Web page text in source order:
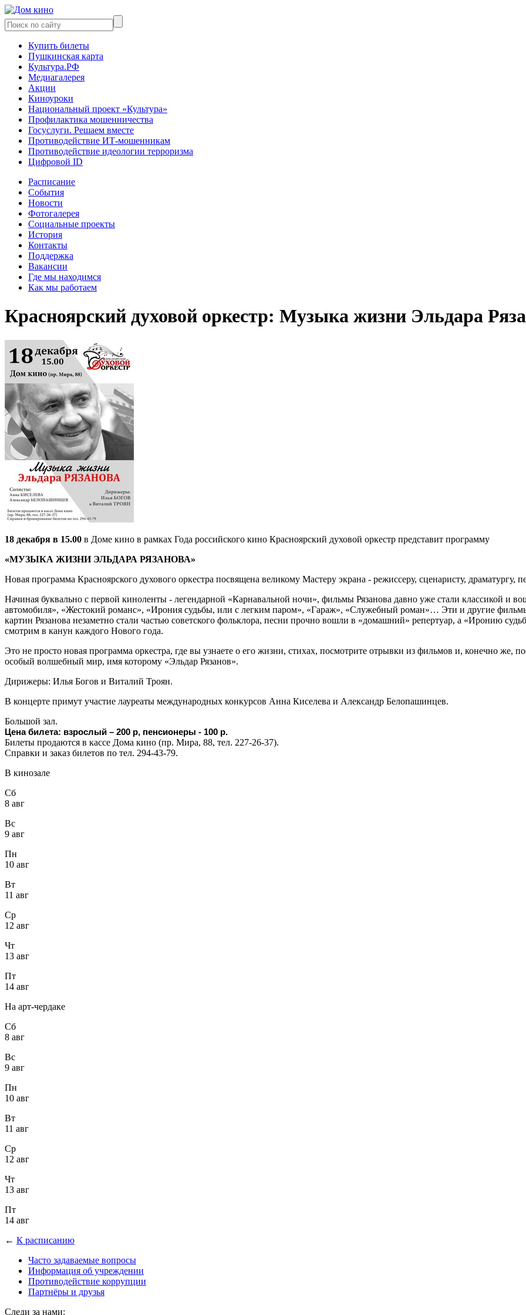
Купить билеты
Пушкинская карта
Культура.РФ
Медиагалерея
Акции
Киноуроки
Национальный проект «Культура»
Профилактика мошенничества
Госуслуги. Решаем вместе
Противодействие ИТ-мошенникам
Противодействие идеологии терроризма
Цифровой ID
Расписание
События
Новости
Фотогалерея
Социальные проекты
История
Контакты
Поддержка
Вакансии
Где мы находимся
Как мы работаем
Красноярский духовой оркестр: Музыка жизни Эльдара
18 декабря в 15.00 в Доме кино в рамках Года российского кино Красноярский духовой оркестр представит программу
«МУЗЫКА ЖИЗНИ ЭЛЬДАРА РЯЗАНОВА»
Новая программа Красноярского духового оркестра посвящена великому Мастеру экрана - режиссеру, сценаристу, драматургу,
Начиная буквально с первой киноленты - легендарной «Карнавальной ночи», фильмы Рязанова давно уже стали классикой и
автомобиля», «Жестокий романс», «Ирония судьбы, или с легким паром», «Гараж», «Служебный роман»… Эти и другие
картин Рязанова незаметно стали частью советского фольклора, песни прочно вошли в «домашний» репертуар, а «Иронию
смотрим в канун каждого Нового года.
Это не просто новая программа оркестра, где вы узнаете о его жизни, стихах, посмотрите отрывки из фильмов и, конечно же,
особый волшебный мир, имя которому «Эльдар Рязанов».
Дирижеры: Илья Богов и Виталий Троян.
В концерте примут участие лауреаты международных конкурсов Анна Киселева и Александр Белопашинцев.
Большой зал.
Цена билета: взрослый – 200 р, пенсионеры - 100 р.
Билеты продаются в кассе Дома кино (пр. Мира, 88, тел. 227-26-37).
Справки и заказ билетов по тел. 294-43-79.
В кинозале
Сб
8 авг
Вс
9 авг
Пн
10 авг
Вт
11 авг
Ср
12 авг
Чт
13 авг
Пт
14 авг
На арт-чердаке
Сб
8 авг
Вс
9 авг
Пн
10 авг
Вт
11 авг
Ср
12 авг
Чт
13 авг
Пт
14 авг
← К расписанию
Часто задаваемые вопросы
Информация об учреждении
Противодействие коррупции
Партнёры и друзья
Следи за нами: